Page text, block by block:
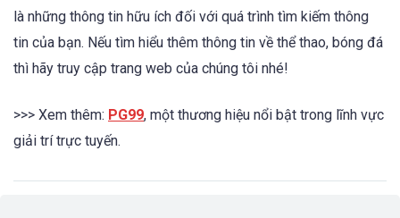
là những thông tin hữu ích đối với quá trình tìm kiếm thông
tin của bạn. Nếu tìm hiểu thêm thông tin về thể thao, bóng đá
thì hãy truy cập trang web của chúng tôi nhé!
>>> Xem thêm: PG99, một thương hiệu nổi bật trong lĩnh vực
giải trí trực tuyến.